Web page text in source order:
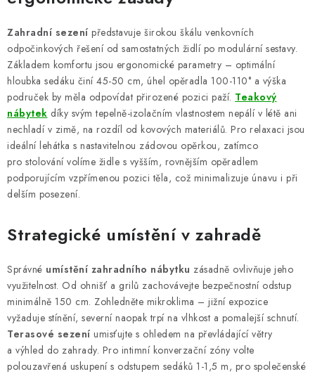
LAVICE
LEHÁTKA
POLSTRY
DOPLŇKY
PERGOLY
GRILY
Kontakty Moje objednávka
Doprava nábytku k Vám
Obchodní podmínky
Podmínky ochrany osobních údajů
Reklamace
Formulář odstoupení od smlouvy
Nákup na splátky ESSOX
Zahradní sezení představuje širokou škálu venkovních
odpočinkových řešení od samostatných židlí po modulární sestavy.
Základem komfortu jsou ergonomické parametry – optimální
hloubka sedáku činí 45-50 cm, úhel opěradla 100-110° a výška
područek by měla odpovídat přirozené pozici paží. Teakový
nábytek díky svým tepelně-izolačním vlastnostem nepálí v létě ani
nechladí v zimě, na rozdíl od kovových materiálů. Pro relaxaci jsou
ideální lehátka s nastavitelnou zádovou opěrkou, zatímco
pro stolování volíme židle s vyšším, rovnějším opěradlem
podporujícím vzpřímenou pozici těla, což minimalizuje únavu i při
delším posezení.
Strategické umístění v zahradě
Správné umístění zahradního nábytku zásadně ovlivňuje jeho
využitelnost. Od ohnišť a grilů zachovávejte bezpečnostní odstup
minimálně 150 cm. Zohledněte mikroklima – jižní expozice
vyžaduje stínění, severní naopak trpí na vlhkost a pomalejší schnutí.
Terasové sezení umisťujte s ohledem na převládající větry
a výhled do zahrady. Pro intimní konverzační zóny volte
polouzavřená uskupení s odstupem sedáků 1-1,5 m, pro společenské